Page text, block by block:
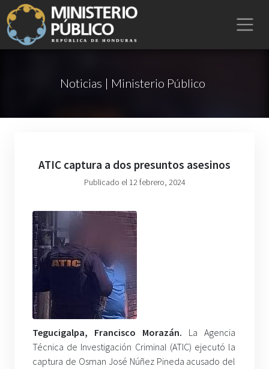
Noticias | Ministerio Público
ATIC captura a dos presuntos asesinos
Publicado el 12 febrero, 2024
Tegucigalpa, Francisco Morazán. La Agencia
Técnica de Investigación Criminal (ATIC) ejecutó la
captura de Osman José Núñez Pineda acusado del